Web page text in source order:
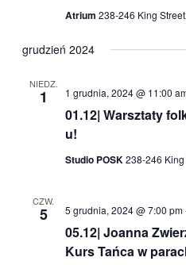
Atrium 238-246 King
grudzień 2024
NIEDZ.
1
01.12| Warsztaty
u!
1 grudnia, 2024 @ 11:00
Studio POSK238-246
CZW.
5
05.12| Joanna
Kurs Tańca w
5 grudnia, 2024 @ 7:00 pm